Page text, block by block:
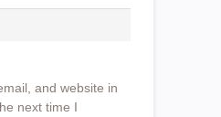
and website in
next time I